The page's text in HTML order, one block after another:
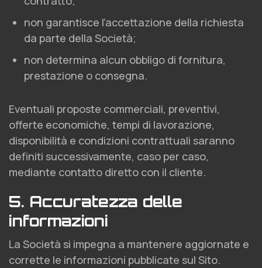
non garantisce l’accettazione della richiesta
da parte della Società;
non determina alcun obbligo di fornitura,
prestazione o consegna.
Eventuali proposte commerciali, preventivi,
offerte economiche, tempi di lavorazione,
disponibilità e condizioni contrattuali saranno
definiti successivamente, caso per caso,
mediante contatto diretto con il cliente.
5. Accuratezza delle
informazioni
La Società si impegna a mantenere aggiornate e
corrette le informazioni pubblicate sul Sito.